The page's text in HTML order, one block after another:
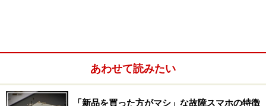
「タスク」は、画面下部にナビゲーションバーが表示さ
れている場合は「タスク」ボタンをタップします。ナビ
あわせて読みたい
「新品を買った方がマシ」な故障スマホの特徴